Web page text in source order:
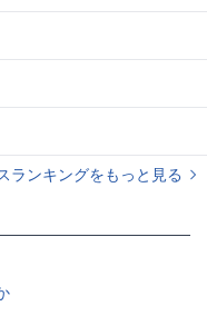
ランキングをもっと見る